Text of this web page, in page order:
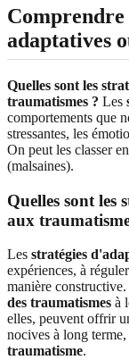
adaptatives
Quelles sont les
traumatismes ? Les
comportements que
stressantes, les
On peut les classer
(malsaines).
Quelles sont les
aux
Les stratégies
expériences, à
manière
des traumatismes à
elles, peuvent offrir
nocives à long
traumatisme.